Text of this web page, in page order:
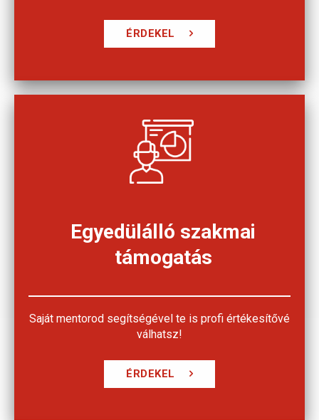
ÉRDEKEL
Egyedülálló szakmai
támogatás
Saját mentorod segítségével te is profi értékesítővé
válhatsz!
ÉRDEKEL